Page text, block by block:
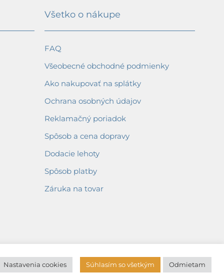
Všetko o nákupe
FAQ
Všeobecné obchodné podmienky
Ako nakupovať na splátky
Ochrana osobných údajov
Reklamačný poriadok
Spôsob a cena dopravy
Dodacie lehoty
Spôsob platby
Záruka na tovar
Nastavenia cookies Súhlasím so všetkým Odmietam